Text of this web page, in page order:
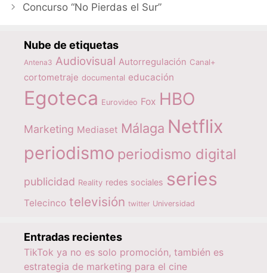
Concurso “No Pierdas el Sur”
Nube de etiquetas
Antena3 Audiovisual Autorregulación Canal+
cortometraje documental educación
Egoteca Eurovideo Fox HBO
Marketing Mediaset Málaga Netflix
periodismo periodismo digital
publicidad Reality redes sociales series
Telecinco televisión twitter Universidad
Entradas recientes
TikTok ya no es solo promoción, también es
estrategia de marketing para el cine